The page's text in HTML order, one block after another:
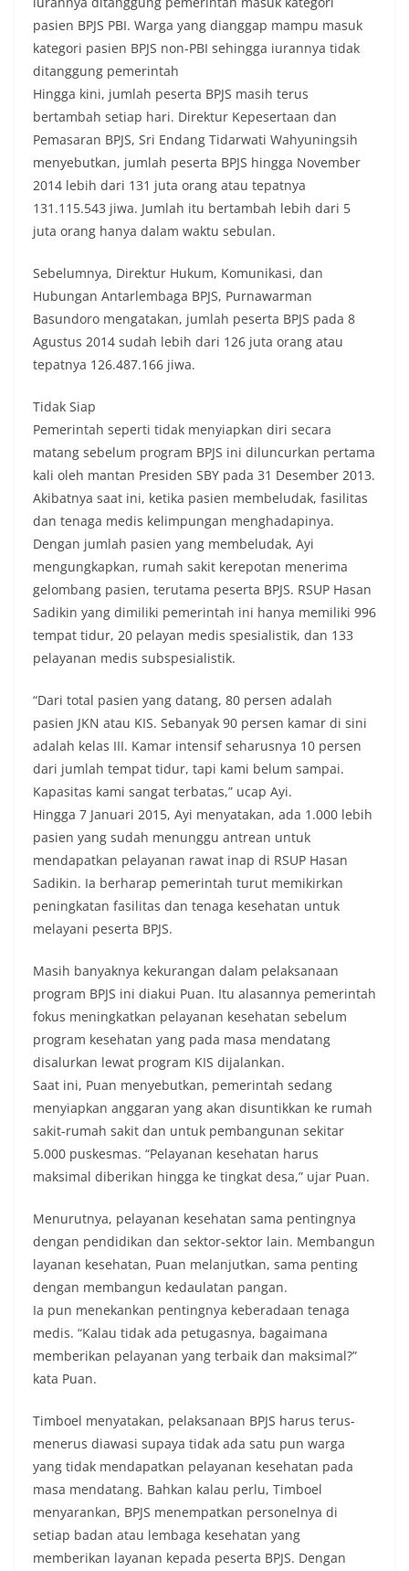
pasien BPJS PBI. Warga yang dianggap mampu masuk
kategori pasien BPJS non-PBI sehingga iurannya tidak
ditanggung pemerintah
Hingga kini, jumlah peserta BPJS masih terus
bertambah setiap hari. Direktur Kepesertaan dan
Pemasaran BPJS, Sri Endang Tidarwati Wahyuningsih
menyebutkan, jumlah peserta BPJS hingga November
2014 lebih dari 131 juta orang atau tepatnya
131.115.543 jiwa. Jumlah itu bertambah lebih dari 5
juta orang hanya dalam waktu sebulan.
Sebelumnya, Direktur Hukum, Komunikasi, dan
Hubungan Antarlembaga BPJS, Purnawarman
Basundoro mengatakan, jumlah peserta BPJS pada 8
Agustus 2014 sudah lebih dari 126 juta orang atau
tepatnya 126.487.166 jiwa.
Tidak Siap
Pemerintah seperti tidak menyiapkan diri secara
matang sebelum program BPJS ini diluncurkan pertama
kali oleh mantan Presiden SBY pada 31 Desember 2013.
Akibatnya saat ini, ketika pasien membeludak, fasilitas
dan tenaga medis kelimpungan menghadapinya.
Dengan jumlah pasien yang membeludak, Ayi
mengungkapkan, rumah sakit kerepotan menerima
gelombang pasien, terutama peserta BPJS. RSUP Hasan
Sadikin yang dimiliki pemerintah ini hanya memiliki 996
tempat tidur, 20 pelayan medis spesialistik, dan 133
pelayanan medis subspesialistik.
“Dari total pasien yang datang, 80 persen adalah
pasien JKN atau KIS. Sebanyak 90 persen kamar di sini
adalah kelas III. Kamar intensif seharusnya 10 persen
dari jumlah tempat tidur, tapi kami belum sampai.
Kapasitas kami sangat terbatas,” ucap Ayi.
Hingga 7 Januari 2015, Ayi menyatakan, ada 1.000 lebih
pasien yang sudah menunggu antrean untuk
mendapatkan pelayanan rawat inap di RSUP Hasan
Sadikin. Ia berharap pemerintah turut memikirkan
peningkatan fasilitas dan tenaga kesehatan untuk
melayani peserta BPJS.
Masih banyaknya kekurangan dalam pelaksanaan
program BPJS ini diakui Puan. Itu alasannya pemerintah
fokus meningkatkan pelayanan kesehatan sebelum
program kesehatan yang pada masa mendatang
disalurkan lewat program KIS dijalankan.
Saat ini, Puan menyebutkan, pemerintah sedang
menyiapkan anggaran yang akan disuntikkan ke rumah
sakit-rumah sakit dan untuk pembangunan sekitar
5.000 puskesmas. “Pelayanan kesehatan harus
maksimal diberikan hingga ke tingkat desa,” ujar Puan.
Menurutnya, pelayanan kesehatan sama pentingnya
dengan pendidikan dan sektor-sektor lain. Membangun
layanan kesehatan, Puan melanjutkan, sama penting
dengan membangun kedaulatan pangan.
Ia pun menekankan pentingnya keberadaan tenaga
medis. “Kalau tidak ada petugasnya, bagaimana
memberikan pelayanan yang terbaik dan maksimal?”
kata Puan.
Timboel menyatakan, pelaksanaan BPJS harus terus-
menerus diawasi supaya tidak ada satu pun warga
yang tidak mendapatkan pelayanan kesehatan pada
masa mendatang. Bahkan kalau perlu, Timboel
menyarankan, BPJS menempatkan personelnya di
setiap badan atau lembaga kesehatan yang
memberikan layanan kepada peserta BPJS. Dengan